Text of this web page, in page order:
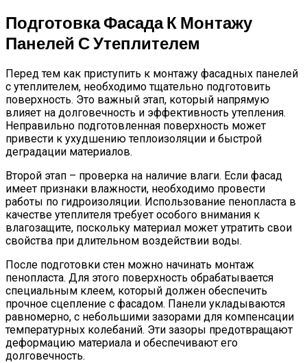
Подготовка Фасада К Монтажу
Панелей С Утеплителем
Перед тем как приступить к монтажу фасадных панелей
с утеплителем, необходимо тщательно подготовить
поверхность. Это важный этап, который напрямую
влияет на долговечность и эффективность утепления.
Неправильно подготовленная поверхность может
привести к ухудшению теплоизоляции и быстрой
деградации материалов.
Второй этап – проверка на наличие влаги. Если фасад
имеет признаки влажности, необходимо провести
работы по гидроизоляции. Использование пенопласта в
качестве утеплителя требует особого внимания к
влагозащите, поскольку материал может утратить свои
свойства при длительном воздействии воды.
После подготовки стен можно начинать монтаж
пенопласта. Для этого поверхность обрабатывается
специальным клеем, который должен обеспечить
прочное сцепление с фасадом. Панели укладываются
равномерно, с небольшими зазорами для компенсации
температурных колебаний. Эти зазоры предотвращают
деформацию материала и обеспечивают его
долговечность.